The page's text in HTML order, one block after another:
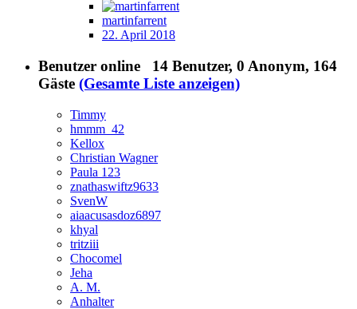
martinfarrent
22. April 2018
Benutzer online 14 Benutzer, 0 Anonym, 164
Gäste (Gesamte Liste anzeigen)
Timmy
hmmm_42
Kellox
Christian Wagner
Paula 123
znathaswiftz9633
SvenW
aiaacusasdoz6897
khyal
tritziii
Chocomel
Jeha
A. M.
Anhalter